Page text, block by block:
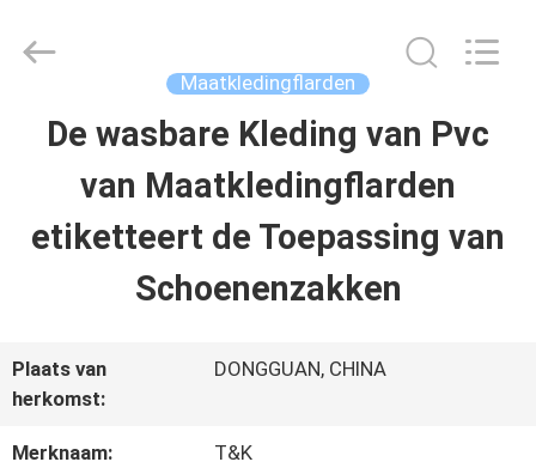
THUIS
PRODUCTEN
ONS
FABRIEKSREIS
Accessories
Co.,Ltd.
Reserved.
Maatkledingflarden
De wasbare Kleding van Pvc
van Maatkledingflarden
etiketteert de Toepassing van
Schoenenzakken
Plaats van
herkomst:
DONGGUAN, CHINA
Merknaam: T&K